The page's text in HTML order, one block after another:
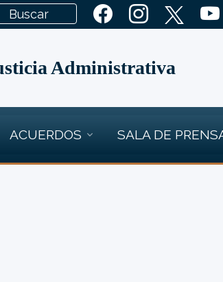
Administrativa
ACUERDOS SALA DE